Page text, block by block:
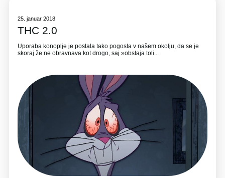
25. januar 2018
THC 2.0
Uporaba konoplje je postala tako pogosta v našem okolju, da se je
skoraj že ne obravnava kot drogo, saj »obstaja toli...